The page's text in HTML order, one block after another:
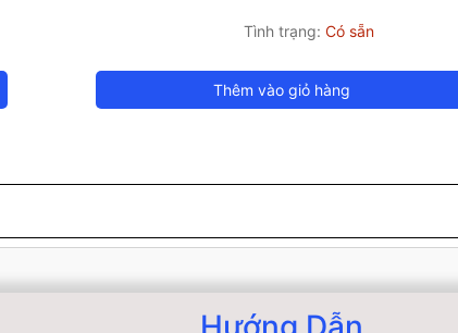
Tình trạng: Có sẵn
Thêm vào giỏ hàng